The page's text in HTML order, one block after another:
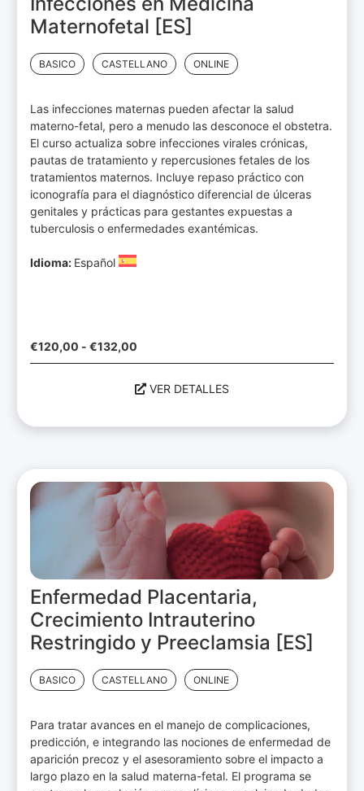
Maternofetal [ES]
BASICO CASTELLANO ONLINE
Las infecciones maternas pueden afectar la salud
materno-fetal, pero a menudo las desconoce el obstetra.
El curso actualiza sobre infecciones virales crónicas,
pautas de tratamiento y repercusiones fetales de los
tratamientos maternos. Incluye repaso práctico con
iconografía para el diagnóstico diferencial de úlceras
genitales y prácticas para gestantes expuestas a
tuberculosis o enfermedades exantémicas.
Idioma: Español
€120,00 - €132,00
VER DETALLES
Enfermedad Placentaria,
Crecimiento Intrauterino
Restringido y Preeclamsia [ES]
BASICO CASTELLANO ONLINE
Para tratar avances en el manejo de complicaciones,
predicción, e integrando las nociones de enfermedad de
aparición precoz y el asesoramiento sobre el impacto a
largo plazo en la salud materna-fetal. El programa se